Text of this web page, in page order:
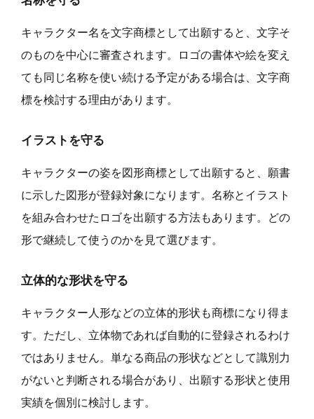
キャラクター名を文字商標として出願すると、文字そ
のものを中心に審査されます。ロゴの書体や絵を変え
ても同じ名称を使い続ける予定がある場合は、文字商
標を検討する理由があります。
イラストを守る
キャラクターの姿を図形商標として出願すると、願書
に示した図形が登録対象になります。名称とイラスト
を組み合わせたロゴを出願する方法もあります。どの
形で継続して使うのかを見て選びます。
立体的な形状を守る
キャラクター人形などの立体的形状も商標になり得ま
す。ただし、立体物であれば自動的に登録されるわけ
ではありません。単なる商品の形状などとして識別力
がないと判断される場合があり、出願する形状と使用
実績を個別に検討します。